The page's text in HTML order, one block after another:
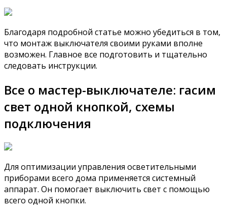
Благодаря подробной статье можно убедиться в том,
что монтаж выключателя своими руками вполне
возможен. Главное все подготовить и тщательно
следовать инструкции.
Все о мастер-выключателе: гасим
свет одной кнопкой, схемы
подключения
Для оптимизации управления осветительными
приборами всего дома применяется системный
аппарат. Он помогает выключить свет с помощью
всего одной кнопки.